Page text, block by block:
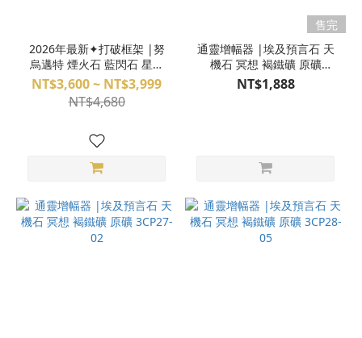
2026年最新✦打破框架 |努
烏邁特 煙火石 藍閃石 星葉
石 金運石 青金石 蘇打石 黑
膽石 魔法陣手環 水晶手環
手排
NT$3,600 ~ NT$3,999
NT$4,680
售完
通靈增幅器 |埃及預言石 天
機石 冥想 褐鐵礦 原礦
3CP27-11
NT$1,888